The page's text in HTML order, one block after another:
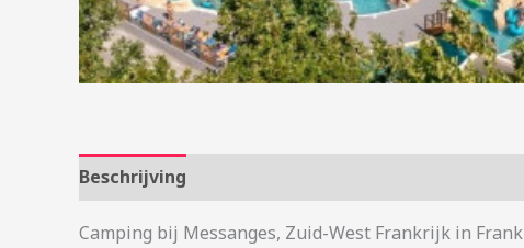
Beschrijving
Camping bij Messanges, Zuid-West Frankrijk in